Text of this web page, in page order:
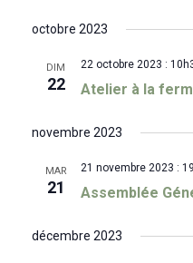
octobre 2023
DIM
22
22 octobre 2023 :
Atelier à la
novembre 2023
MAR
21
21 novembre 2023 :
Assemblée
décembre 2023